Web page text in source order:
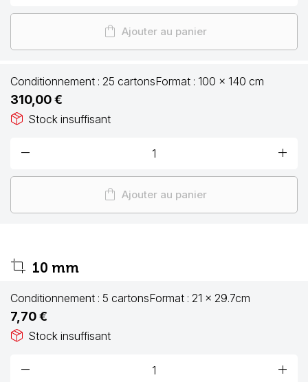
shopping_bag Ajouter au panier
Conditionnement : 25 cartonsFormat : 100 x 140 cm
310,00 €
package_2 Stock insuffisant
remove add
shopping_bag Ajouter au panier
crop 10 mm
Conditionnement : 5 cartonsFormat : 21 x 29.7cm
7,70 €
package_2 Stock insuffisant
remove add